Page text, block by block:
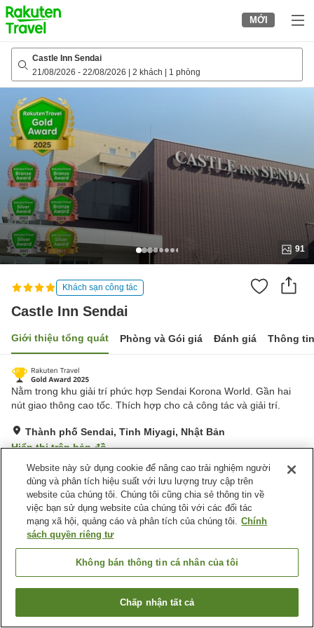
to
top
page
MỚI
Castle Inn Sendai
21/08/2026 - 22/08/2026 2 khách 1 phòng
91
Khách sạn công tác
Castle Inn Sendai
Giới thiệu tổng quát Phòng và Gói giá Đánh giá Thông
Nằm trong khu giải trí phức hợp Sendai Korona World. Gần hai
nút giao thông cao tốc. Thích hợp cho cả công tác và giải trí.
Thành phố Sendai, Tỉnh Miyagi, Nhật Bản
Hiển thị trên bản đồ
Tuyệt vời Đánh giá:1,230lượt
Tiện nghi chỗ nghỉ
Bãi đỗ xe
Phòng xông đá nóng
Trang chủ Nhật Bản Tỉnh Miyagi
Thành phố Sendai
Tìm phòng trống
Website này sử dụng cookie để nâng cao trải nghiệm người
dùng và phân tích hiệu suất với lưu lượng truy cập trên
website của chúng tôi. Chúng tôi cũng chia sẻ thông tin về
việc bạn sử dụng website của chúng tôi với các đối tác
mạng xã hội, quảng cáo và phân tích của chúng tôi. Chính
sách quyền riêng tư
Không bán thông tin cá nhân của tôi
Chấp nhận tất cả